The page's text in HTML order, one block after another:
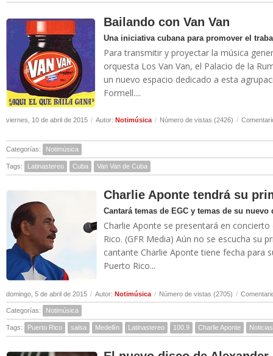
Bailando con Van Van
Una iniciativa cubana para promover el
Para transmitir y proyectar la música
orquesta Los Van Van, el Palacio de la
un nuevo espacio dedicado a esta
Formell....
viernes, 10 de abril de 2015 / Autor: Notimúsica / Número de vistas (2426) /
Categorías: Notimúsica
Tags: Latinastereo Cuba Van Van de Cuba
Charlie Aponte tendrá su
Cantará temas de EGC y temas de su nuevo
Charlie Aponte se presentará en
Rico. (GFR Media) Aún no se escucha su
cantante Charlie Aponte tiene fecha para
Puerto Rico...
domingo, 5 de abril de 2015 / Autor: Notimúsica / Número de vistas (2705) /
Categorías: Notimúsica
Tags: Puerto Rico salsa Medellín Latinastereo 100.9 Charlie Aponte